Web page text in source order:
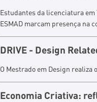
Estudantes da licenciatura em
ESMAD marcam presença na
DRIVE - Design
O Mestrado em Design realiza
Economia Criativa: